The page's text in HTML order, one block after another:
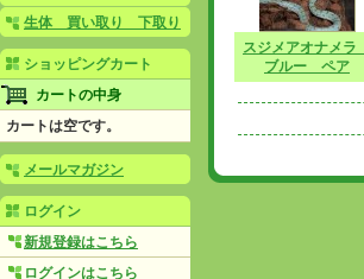
生体 買い取り 下取り
ショッピングカート
カートの中身
カートは空です。
メールマガジン
ログイン
新規登録はこちら
ログインはこちら
スジメアオナメラ
ブルー ペア